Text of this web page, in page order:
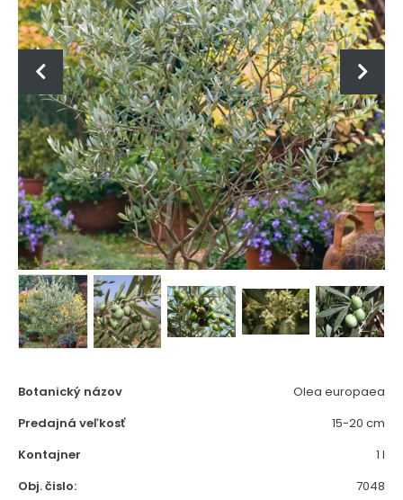
Botanický názov
Olea europaea
Predajná veľkosť
15-20 cm
Kontajner
1 l
Obj. čislo:
7048